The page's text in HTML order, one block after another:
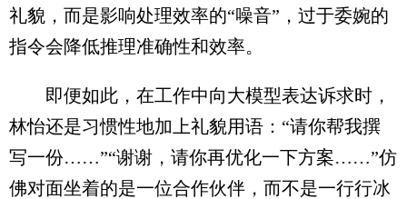
礼貌，而是影响处理效率的“噪音”，过于委婉的
指令会降低推理准确性和效率。
即便如此，在工作中向大模型表达诉求时，
林怡还是习惯性地加上礼貌用语：“请你帮我撰
写一份……”“谢谢，请你再优化一下方案……”仿
佛对面坐着的是一位合作伙伴，而不是一行行冰